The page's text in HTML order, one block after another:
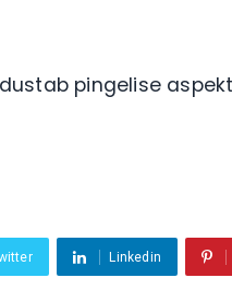
pingelise
Linkedin